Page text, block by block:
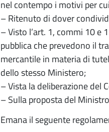
nel contempo i motivi per
– Ritenuto di dover
– Visto l’art. 1, commi 10 e
pubblica che prevedono il
mercantile in materia di
dello stesso Ministero;
– Vista la deliberazione del
– Sulla proposta del
Emana il seguente